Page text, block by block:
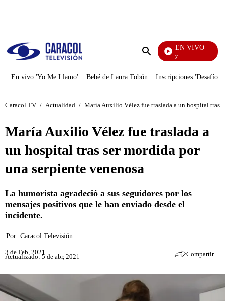
Enviar
EN VIVO
La Finca De Hoy
En vivo 'Yo Me Llamo' Bebé de Laura Tobón Inscripciones 'Desafío'
Caracol TV / Actualidad / María Auxilio Vélez fue traslada a un hospital tras
María Auxilio Vélez fue traslada a
un hospital tras ser mordida por
una serpiente venenosa
La humorista agradeció a sus seguidores por los
mensajes positivos que le han enviado desde el
incidente.
Por: Caracol Televisión
3 de Feb, 2021
Actualizado: 5 de abr, 2021 Compartir